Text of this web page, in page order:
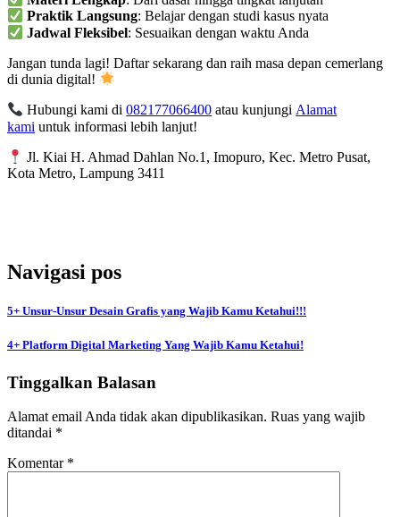
Praktik Langsung: Belajar dengan studi kasus nyata
Jadwal Fleksibel: Sesuaikan dengan waktu Anda
Jangan tunda lagi! Daftar sekarang dan raih masa depan cemerlang
di dunia digital!
Hubungi kami di082177066400 atau kunjungiAlamat
kami untuk informasi lebih lanjut!
Jl. Kiai H. Ahmad Dahlan No.1, Imopuro, Kec. Metro Pusat,
Kota Metro, Lampung 3411
Navigasi pos
5+ Unsur-Unsur Desain Grafis yang Wajib Kamu Ketahui!!!
4+ Platform Digital Marketing Yang Wajib Kamu Ketahui!
Tinggalkan Balasan
Alamat email Anda tidak akan dipublikasikan. Ruas yang wajib
ditandai *
Komentar *